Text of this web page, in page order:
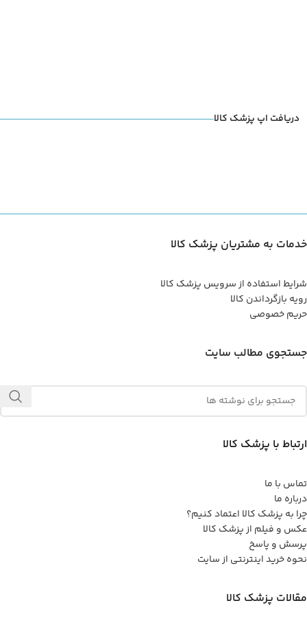
دریافت اپ پزشک کالا
خدمات به مشتریان پزشک کالا
شرایط استفاده از سرویس پزشک کالا
رویه بازگرداندن کالا
حریم خصوصی
جستجوی مطالب سایت
ارتباط با پزشک کالا
تماس با ما
درباره ما
چرا به پزشک کالا اعتماد کنیم؟
عکس و فیلم از پزشک کالا
پرسش و پاسخ
نحوه خرید اینترنتی از سایت
مقالات پزشک کالا